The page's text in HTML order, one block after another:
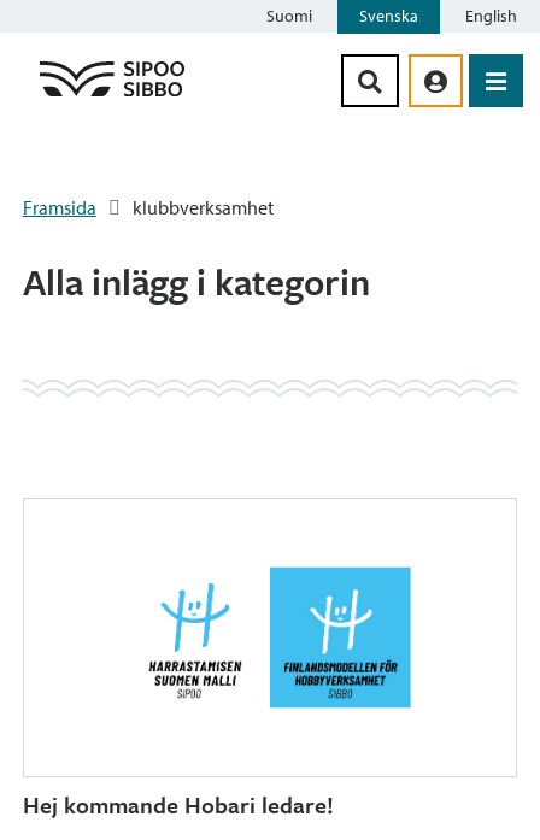
Suomi Svenska English
Framsida klubbverksamhet
Alla inlägg i kategorin
Hej kommande Hobari ledare!